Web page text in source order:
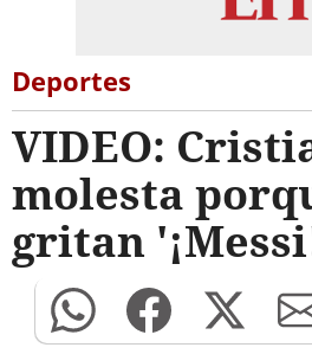
Deportes
VIDEO:
molesta
gritan